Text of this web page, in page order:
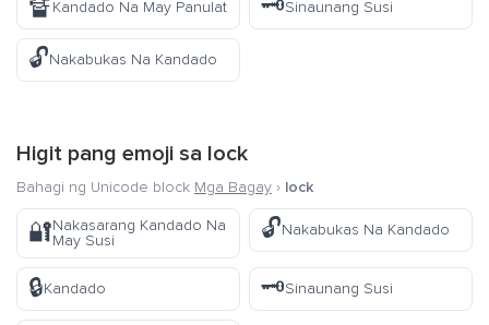
🔏Kandado Na May Panulat 🗝️Sinaunang Susi
🔓Nakabukas Na Kandado
Higit pang emoji sa lock
Bahagi ng Unicode block Mga Bagay › lock
🔐Nakasarang Kandado Na
May Susi
🔓Nakabukas Na Kandado
🔒Kandado 🗝️Sinaunang Susi